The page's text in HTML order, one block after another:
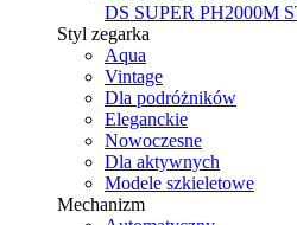
DS SUPER PH2000M
Styl zegarka
Aqua
Vintage
Dla podróżników
Eleganckie
Nowoczesne
Dla aktywnych
Modele szkieletowe
Mechanizm